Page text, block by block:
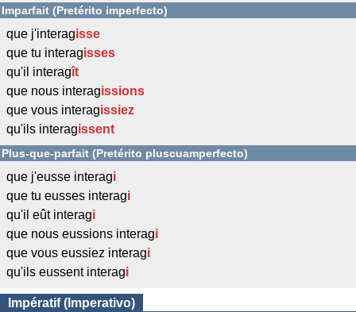
Imparfait (Pretérito imperfecto)
que j'interagisse
que tu interagisses
qu'il interagît
que nous interagissions
que vous interagissiez
qu'ils interagissent
Plus-que-parfait (Pretérito pluscuamperfecto)
que j'eusse interagi
que tu eusses interagi
qu'il eût interagi
que nous eussions interagi
que vous eussiez interagi
qu'ils eussent interagi
Impératif (Imperativo)